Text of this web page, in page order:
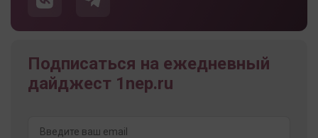
Подписаться на ежедневный
дайджест 1nep.ru